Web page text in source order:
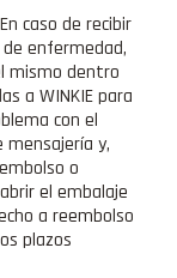
caso de recibir
enfermedad,
mismo dentro
a WINKIE para
con el
mensajería y,
o
el embalaje
a reembolso
plazos